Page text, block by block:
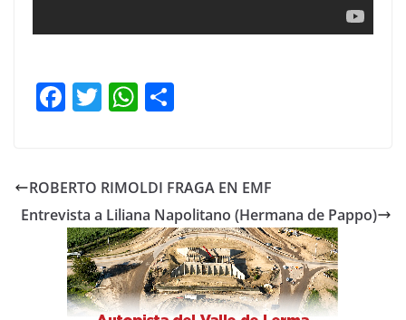
F
e
b
o
o
k
T
er
W
s
A
p
p
p
ar
tir
ROBERTO RIMOLDI FRAGA EN EMF
Entrevista a Liliana Napolitano (Hermana de Pappo)